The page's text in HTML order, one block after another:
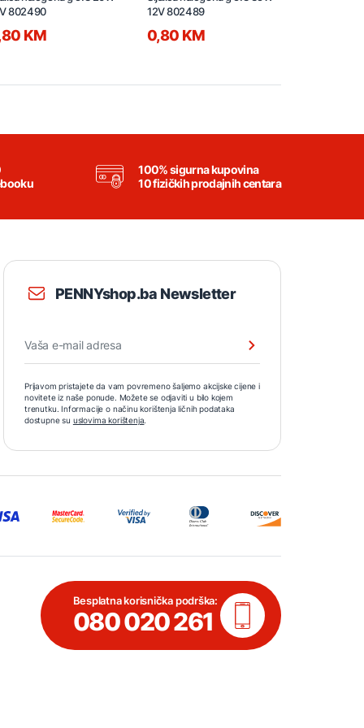
802490
KM
12V 802489
0,80 KM
100% sigurna kupovina
10 fizičkih prodajnih centara
PENNYshop.ba Newsletter
Prijavom pristajete da vam povremeno šaljemo akcijske cijene i
novitete iz naše ponude. Možete se odjaviti u bilo kojem
trenutku. Informacije o načinu korištenja ličnih podataka
dostupne su uslovima korištenja.
Besplatna korisnička podrška:
080 020 261